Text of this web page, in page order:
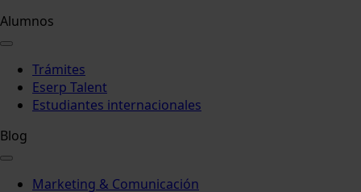
Alumnos
Trámites
Eserp Talent
Estudiantes internacionales
Blog
Marketing & Comunicación